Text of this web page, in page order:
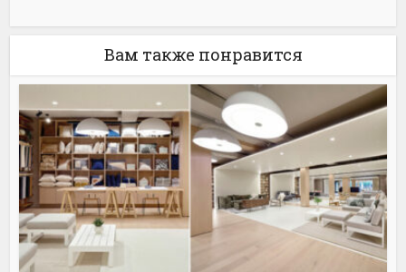
Вам также понравится